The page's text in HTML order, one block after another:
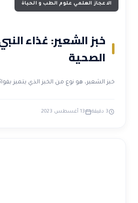
الاعجاز العلمي علوم الطب و الحياة
خبز الشعير: غذاء
الصحية
خبز الشعير، هو نوع من الخبز الذي يتميز
3 دقيقة 13 أغسطس 2023